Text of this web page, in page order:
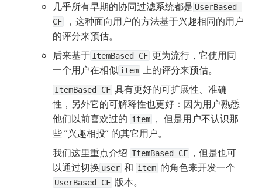
几乎所有早期的协同过滤系统都是 UserBased
CF
，这种面向用户的方法基于兴趣相同的用户
的评分来预估。
后来基于 ItemBased CF 更为流行，它使用同
一个用户在相似 item 上的评分来预估。
ItemBased CF 具有更好的可扩展性、准确
性，另外它的可解释性也更好：因为用户熟悉
他们以前喜欢过的 item
， 但是用户不认识那
些 ”兴趣相投“ 的其它用户。
我们这里重点介绍 ItemBased CF
，但是也可
以通过切换 user 和 item
UserBased CF 版本。